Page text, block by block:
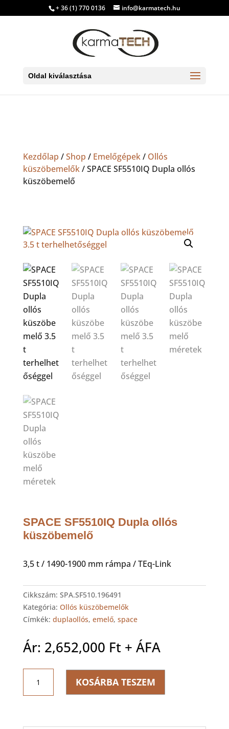
+ 36 (1) 770 0136 info@karmatech.hu
Oldal kiválasztása
Kezdőlap /Shop / Emelőgépek/ Ollós
küszöbemelők/ SPACE SF5510IQ Dupla ollós
küszöbemelő
SPACE SF5510IQ Dupla ollós
küszöbemelő
3,5 t / 1490-1900 mm rámpa / TEq-Link
Cikkszám: SPA.SF510.196491
Kategória: Ollós küszöbemelők
Címkék: duplaollós, emelő, space
Ár: 2,652,000 Ft + ÁFA
SF5510IQ
Dupla
KOSÁRBA TESZEM